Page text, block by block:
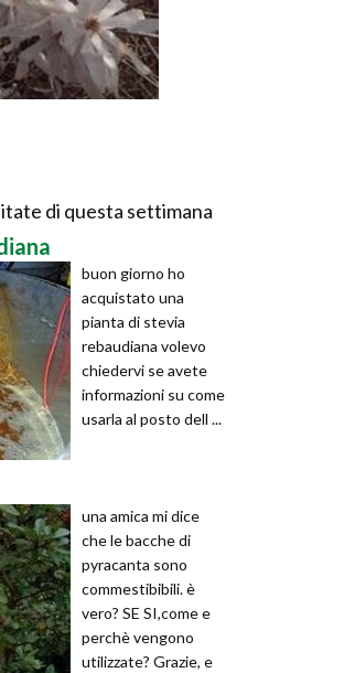
di questa settimana
buon giorno ho
acquistato una
pianta di stevia
rebaudiana volevo
chiedervi se avete
informazioni su come
usarla al posto dell ...
una amica mi dice
che le bacche di
pyracanta sono
commestibibili. è
vero? SE SI,come e
perchè vengono
utilizzate? Grazie, e